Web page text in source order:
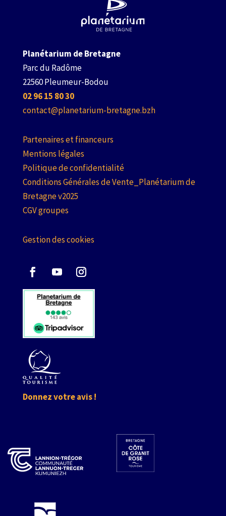
Planétarium de Bretagne
Parc du Radôme
22560 Pleumeur-Bodou
02 96 15 80 30
contact@planetarium-bretagne.bzh
Partenaires et financeurs
Mentions légales
Politique de confidentialité
Conditions Générales de Vente_Planétarium de
Bretagne v2025
CGV groupes
Gestion des cookies
Donnez votre avis !